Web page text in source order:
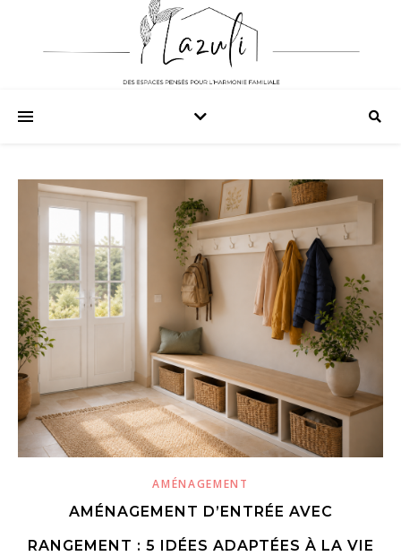
AMÉNAGEMENT
AMÉNAGEMENT D’ENTRÉE AVEC
RANGEMENT : 5 IDÉES ADAPTÉES À LA VIE